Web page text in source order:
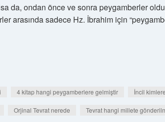
da, ondan önce ve sonra peygamberler
arasında sadece Hz. İbrahim için
4 kitap hangi peygamberlere gelmiştir İncil
Orjinal Tevrat nerede Tevrat hangi millete